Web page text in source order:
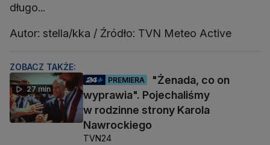
długo...
Autor: stella/kka / Źródło: TVN Meteo Active
ZOBACZ TAKŻE:
27 min
PREMIERA
"Żenada, co on
wyprawia". Pojechaliśmy
w rodzinne strony Karola
Nawrockiego
TVN24